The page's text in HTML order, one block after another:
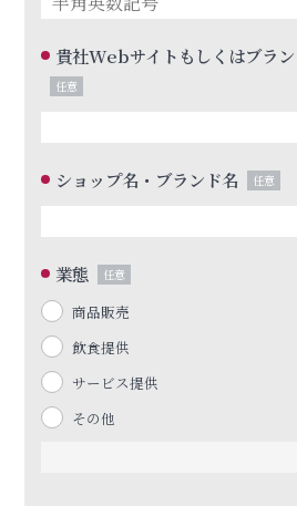
貴社Webサイトもしくはブラ
任意
ショップ名・ブランド名 任意
業態 任意
商品販売
飲食提供
サービス提供
その他